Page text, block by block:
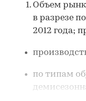
Объем
в разрезе
2012 года;
по типам